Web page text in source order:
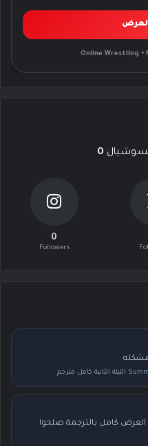
Online Wrestling •
0
0
Followers
كامل بالترجمة صلحوا